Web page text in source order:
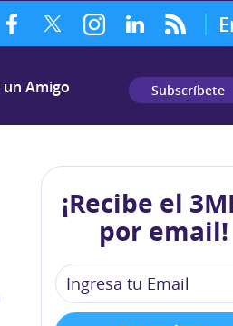
Amigo Subscríbete
¡Recibe el
por email!